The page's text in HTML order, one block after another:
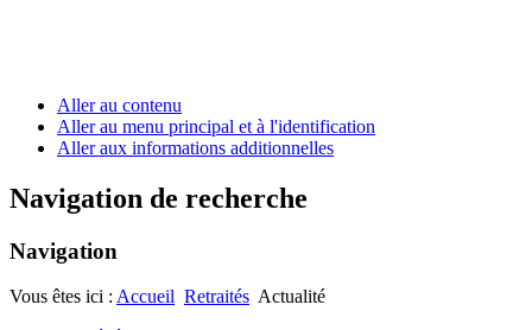
Aller au contenu
Aller au menu principal et à l'identification
Aller aux informations additionnelles
Navigation de recherche
Navigation
Vous êtes ici : Accueil Retraités Actualité